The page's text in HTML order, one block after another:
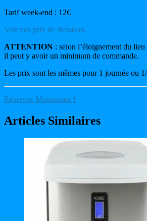
Tarif week-end : 12€
Voir nos prix de livraison.
ATTENTION : selon l’éloignement du
il peut y avoir un minimum de commande.
Les prix sont les mêmes pour 1 journée ou
Réservez Maintenant !
Articles Similaires